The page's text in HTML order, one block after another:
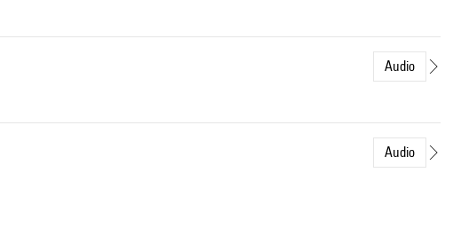
Audio
Audio